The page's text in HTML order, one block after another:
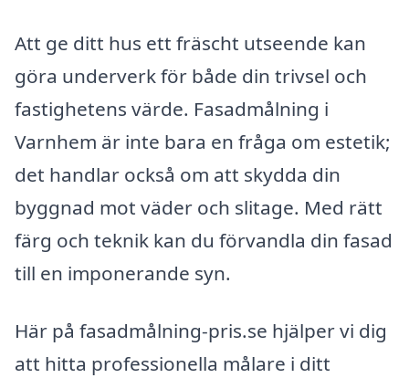
Att ge ditt hus ett fräscht utseende kan
göra underverk för både din trivsel och
fastighetens värde. Fasadmålning i
Varnhem är inte bara en fråga om estetik;
det handlar också om att skydda din
byggnad mot väder och slitage. Med rätt
färg och teknik kan du förvandla din fasad
till en imponerande syn.
Här på fasadmålning-pris.se hjälper vi dig
att hitta professionella målare i ditt